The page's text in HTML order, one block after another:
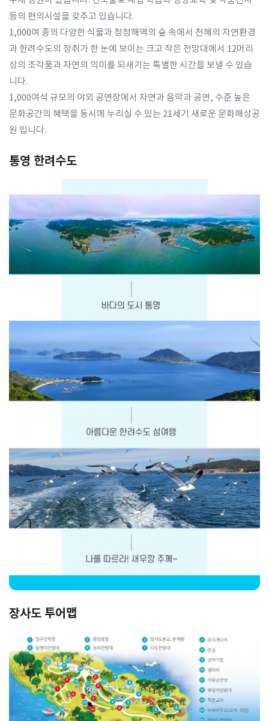
등의 편의시설을 갖추고 있습니다.
1,000여 종의 다양한 식물과 청정해역의 숲 속에서 천혜의 자연환경
과 한려수도의 정취가 한 눈에 보이는 크고 작은 전망대에서 12머리
상의 조각품과 자연의 의미를 되새기는 특별한 시간을 보낼 수 있습
니다.
1,000여석 규모의 야외 공연장에서 자연과 음악과 공연, 수준 높은
문화공간의 혜택을 동시에 누리실 수 있는 21세기 새로운 문화해상공
원 입니다.
통영 한려수도
장사도 투어맵